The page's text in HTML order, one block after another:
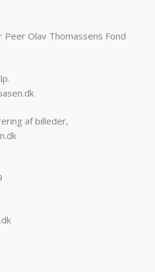
Olav Thomassens Fond
af billeder,